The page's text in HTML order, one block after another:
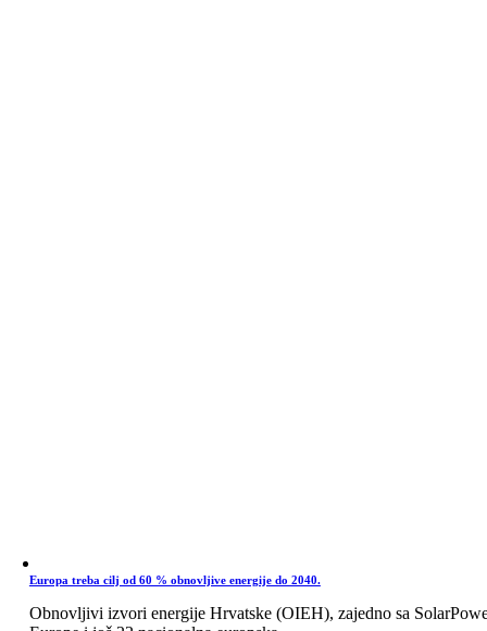
Europa treba cilj od 60 % obnovljive energije do 2040.
Obnovljivi izvori energije Hrvatske (OIEH), zajedno sa